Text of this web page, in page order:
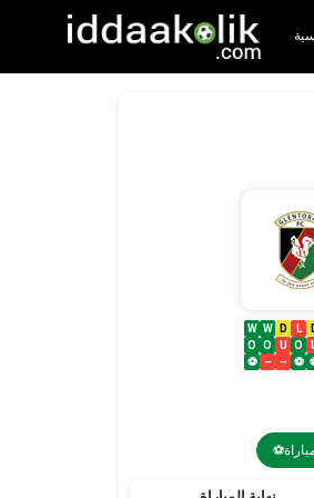
W
O
⚽
W
O
–
D
U
–
L
O
⚽